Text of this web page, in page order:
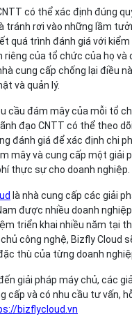
có thể xác định đúng
tránh rơi vào những lầm
quá trình đánh giá với
riêng của tổ chức của họ và
cung cấp chống lại điều
và quản lý.
cầu đám mây của mỗi tổ
đạo CNTT có thể theo
đánh giá để xác định chi
mây và cung cấp một giải
thực sự cho doanh nghiệp.
là nhà cung cấp các giải
được nhiều doanh
triển khai nhiều năm tại
công nghệ, Bizfly Cloud
thù của từng doanh
giải pháp máy chủ, các
cấp và có nhu cầu tư vấn,
bizflycloud.vn